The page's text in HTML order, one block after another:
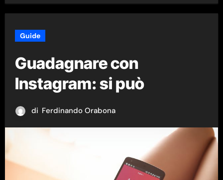
Guide
Guadagnare con
Instagram: si può
di Ferdinando Orabona